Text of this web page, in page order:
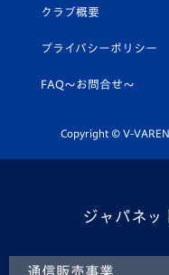
平和祈念活動
ホームタウン活動
スクール
ヴィヴィくんインスタ
公式LINE＠
クラブ概要
プライバシーポリシー
FAQ〜お問合せ〜
Copyright © V-VAREN
ジャパネッ
通信販売事業